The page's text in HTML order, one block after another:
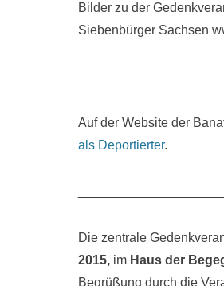
Bilder zu der
Siebenbürger Sachsen
Auf der Website der
als Deportierter.
Die zentrale
2015, im Haus der
Begrüßung durch die